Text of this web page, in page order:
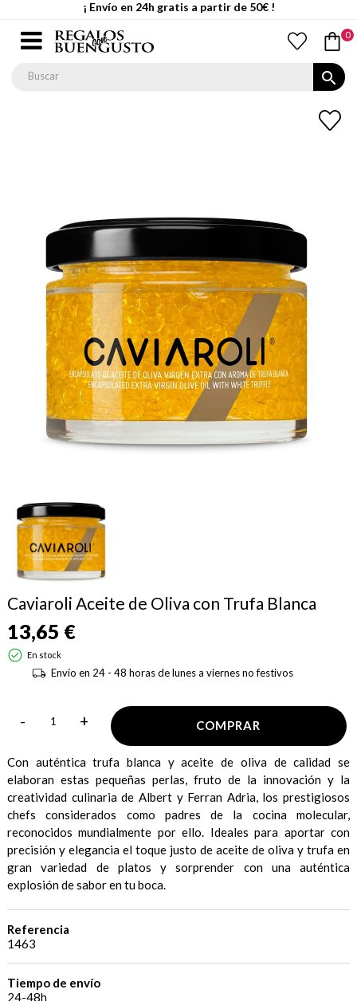
¡ Envío en 24h gratis a partir de 50€ !
0
search
Caviaroli Aceite de Oliva con Trufa Blanca
13,65 €
En stock
Envío en 24 - 48 horas de lunes a viernes no festivos
- + COMPRAR
Con auténtica trufa blanca y aceite de oliva de calidad se
elaboran estas pequeñas perlas, fruto de la innovación y la
creatividad culinaria de Albert y Ferran Adria, los prestigiosos
chefs considerados como padres de la cocina molecular,
reconocidos mundialmente por ello. Ideales para aportar con
precisión y elegancia el toque justo de aceite de oliva y trufa en
gran variedad de platos y sorprender con una auténtica
explosión de sabor en tu boca.
Referencia
1463
Tiempo de envío
24-48h